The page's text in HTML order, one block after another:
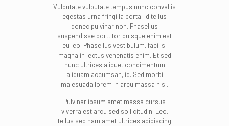
Vulputate vulputate tempus nunc convallis
egestas urna fringilla porta. Id tellus
donec pulvinar non. Phasellus
suspendisse porttitor quisque enim est
eu leo. Phasellus vestibulum, facilisi
magna in lectus venenatis enim. Et sed
nunc ultrices aliquet condimentum
aliquam accumsan, id. Sed morbi
malesuada lorem in arcu massa nisi.
Pulvinar ipsum amet massa cursus
viverra est arcu sed sollicitudin. Leo,
tellus sed nam amet ultrices adipiscing